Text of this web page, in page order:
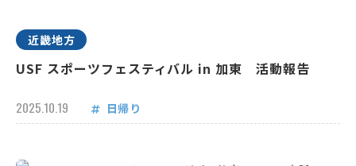
近畿地方
USF スポーツフェスティバル in 加東 活動報告
2025.10.19 日帰り